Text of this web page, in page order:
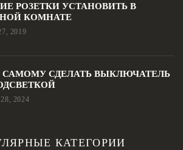
РОЗЕТКИ УСТАНОВИТЬ В
КОМНАТЕ
2019
САМОМУ СДЕЛАТЬ ВЫКЛЮЧАТЕЛЬ
2024
КАТЕГОРИИ